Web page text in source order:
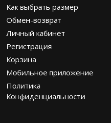
Как выбрать размер
Обмен-возврат
Личный кабинет
Регистрация
Корзина
Мобильное приложение
Политика
Конфиденциальности